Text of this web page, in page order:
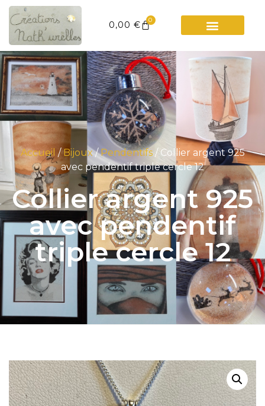
0,00 € 0
Accueil /Bijoux/Pendentifs/ Collier argent 925
avec pendentif triple cercle 12
Collier argent 925
avec pendentif
triple cercle 12